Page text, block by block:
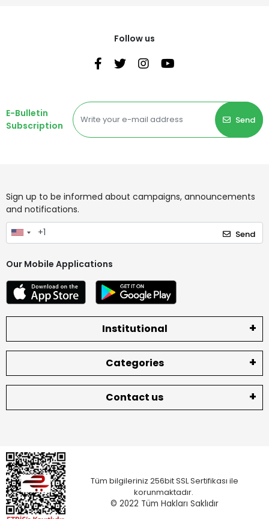
Follow us
E-Bulletin
Subscription
Send
Sign up to be informed about campaigns, announcements
and notifications.
Send
Our Mobile Applications
Institutional
Categories
Contact us
Tüm bilgileriniz 256bit SSL Sertifikası ile
korunmaktadır.
© 2022 Tüm Hakları Saklıdır